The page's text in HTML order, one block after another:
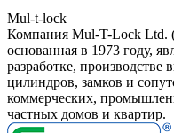
Mul-t-lock
Компания Mul-T-Lock Ltd.
основанная в 1973 году,
разработке,
цилиндров, замков и
коммерческих,
частных домов и квартир.